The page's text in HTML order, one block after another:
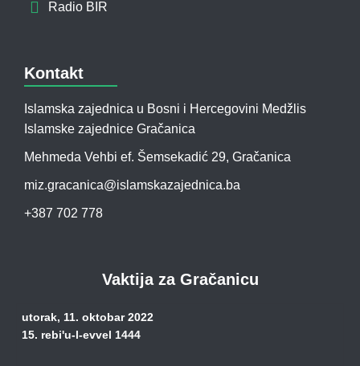
Radio BIR
Kontakt
Islamska zajednica u Bosni i Hercegovini Medžlis
Islamske zajednice Gračanica
Mehmeda Vehbi ef. Šemsekadić 29, Gračanica
miz.gracanica@islamskazajednica.ba
+387 702 778
Vaktija za Gračanicu
utorak, 11. oktobar 2022
15. rebi'u-l-evvel 1444